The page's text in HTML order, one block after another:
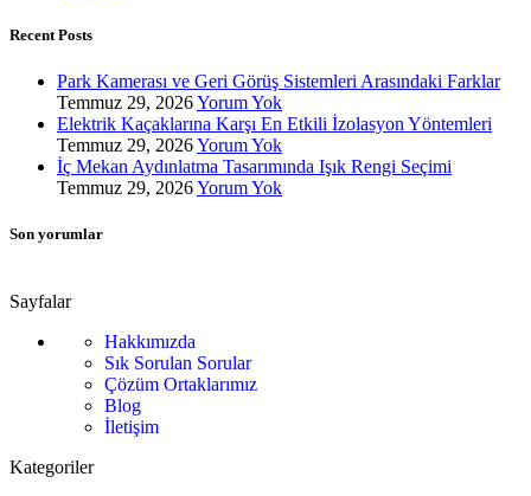
Recent Posts
Park Kamerası ve Geri Görüş Sistemleri Arasındaki Farklar
Temmuz 29, 2026Yorum Yok
Elektrik Kaçaklarına Karşı En Etkili İzolasyon Yöntemleri
Temmuz 29, 2026Yorum Yok
İç Mekan Aydınlatma Tasarımında Işık Rengi Seçimi
Temmuz 29, 2026Yorum Yok
Son yorumlar
Sayfalar
Hakkımızda
Sık Sorulan Sorular
Çözüm Ortaklarımız
Blog
İletişim
Kategoriler